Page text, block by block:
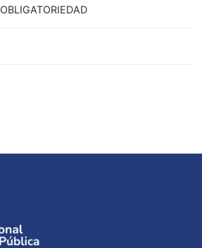
OBLIGATORIEDAD